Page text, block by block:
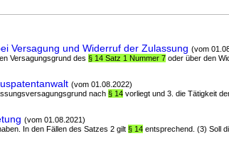
Versagung und Widerruf der Zulassung (vom
Versagungsgrund des § 14 Satz 1 Nummer 7 oder über den
(vom 01.08.2022)
nach § 14 vorliegt und 3. die Tätigkeit
(vom 01.08.2021)
In den Fällen des Satzes 2 gilt § 14 entsprechend. (3) Soll